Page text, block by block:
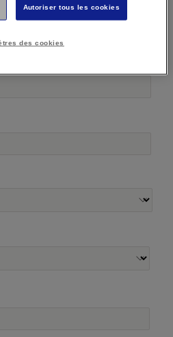
Autoriser tous les cookies
des cookies